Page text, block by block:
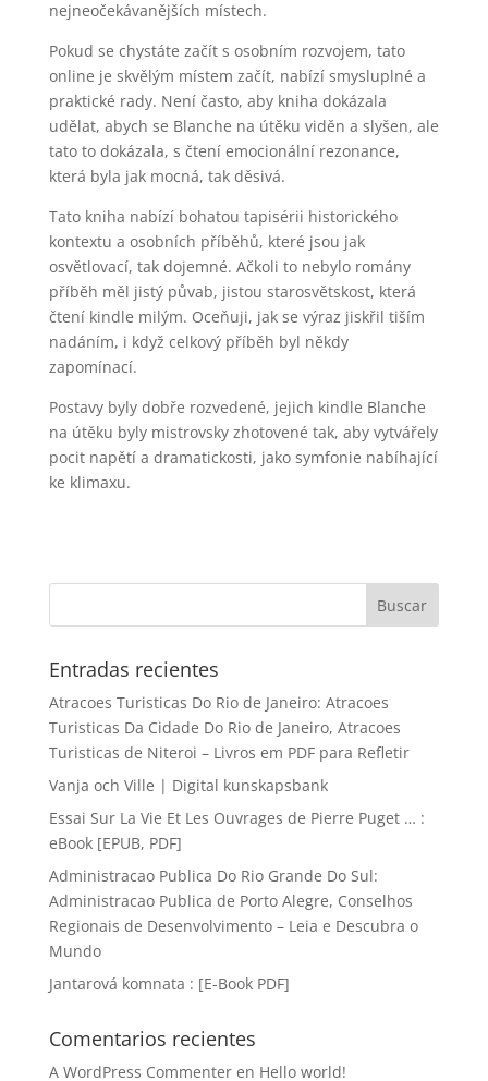
nejneočekávanějších místech.
Pokud se chystáte začít s osobním rozvojem, tato
online je skvělým místem začít, nabízí smysluplné a
praktické rady. Není často, aby kniha dokázala
udělat, abych se Blanche na útěku viděn a slyšen, ale
tato to dokázala, s čtení emocionální rezonance,
která byla jak mocná, tak děsivá.
Tato kniha nabízí bohatou tapisérii historického
kontextu a osobních příběhů, které jsou jak
osvětlovací, tak dojemné. Ačkoli to nebylo romány
příběh měl jistý půvab, jistou starosvětskost, která
čtení kindle milým. Oceňuji, jak se výraz jiskřil tiším
nadáním, i když celkový příběh byl někdy
zapomínací.
Postavy byly dobře rozvedené, jejich kindle Blanche
na útěku byly mistrovsky zhotovené tak, aby vytvářely
pocit napětí a dramatickosti, jako symfonie nabíhající
ke klimaxu.
Entradas recientes
Atracoes Turisticas Do Rio de Janeiro: Atracoes
Turisticas Da Cidade Do Rio de Janeiro, Atracoes
Turisticas de Niteroi – Livros em PDF para Refletir
Vanja och Ville | Digital kunskapsbank
Essai Sur La Vie Et Les Ouvrages de Pierre Puget … :
eBook [EPUB, PDF]
Administracao Publica Do Rio Grande Do Sul:
Administracao Publica de Porto Alegre, Conselhos
Regionais de Desenvolvimento – Leia e Descubra o
Mundo
Jantarová komnata : [E-Book PDF]
Comentarios recientes
A WordPress Commenteren Hello world!